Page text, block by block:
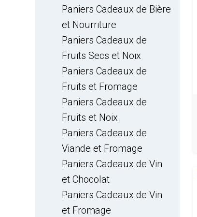
Paniers Cadeaux de Bière
et Nourriture
Paniers Cadeaux de
Fruits Secs et Noix
Paniers Cadeaux de
Fruits et Fromage
Paniers Cadeaux de
Fruits et Noix
Paniers Cadeaux de
Viande et Fromage
Paniers Cadeaux de Vin
et Chocolat
Paniers Cadeaux de Vin
et Fromage